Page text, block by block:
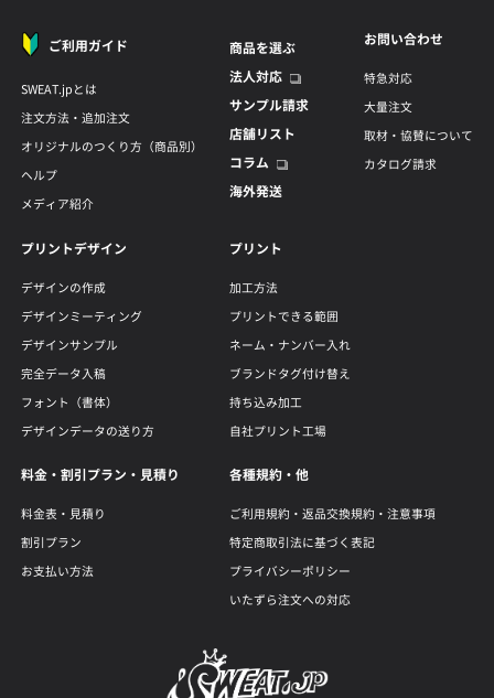
ご利用ガイド
SWEAT.jpとは
注文方法・追加注文
オリジナルのつくり方（商品別）
ヘルプ
メディア紹介
商品を選ぶ
法人対応
サンプル請求
店舗リスト
コラム
海外発送
お問い合わせ
特急対応
大量注文
取材・協賛について
カタログ請求
プリントデザイン
デザインの作成
デザインミーティング
デザインサンプル
完全データ入稿
フォント（書体）
デザインデータの送り方
プリント
加工方法
プリントできる範囲
ネーム・ナンバー入れ
ブランドタグ付け替え
持ち込み加工
自社プリント工場
料金・割引プラン・見積り
料金表・見積り
割引プラン
お支払い方法
各種規約・他
ご利用規約・返品交換規約・注意事項
特定商取引法に基づく表記
プライバシーポリシー
いたずら注文への対応